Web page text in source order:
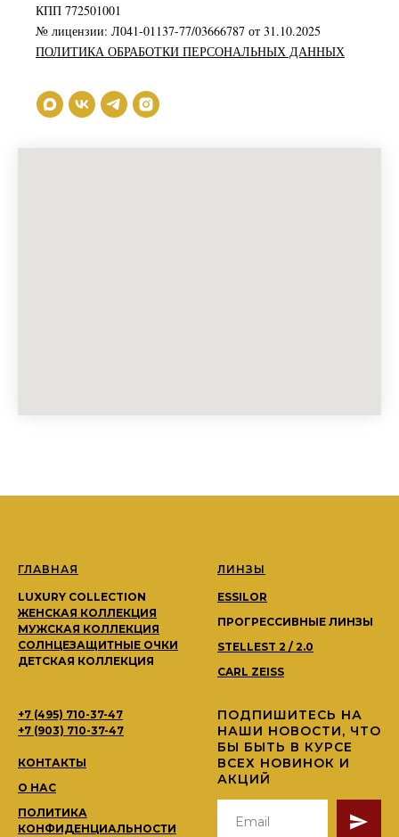
КПП 772501001
№ лицензии: Л041-01137-77/03666787 от 31.10.2025
ПОЛИТИКА ОБРАБОТКИ ПЕРСОНАЛЬНЫХ ДАННЫХ
ГЛАВНАЯ
LUXURY COLLECTION
ЖЕНСКАЯ КОЛЛЕКЦИЯ
МУЖСКАЯ КОЛЛЕКЦИЯ
СОЛНЦЕЗАЩИТНЫЕ ОЧКИ
ДЕТСКАЯ КОЛЛЕКЦИЯ
ЛИНЗЫ
ESSILOR
ПРОГРЕССИВНЫЕ ЛИНЗЫ
STELLEST 2 / 2.0
CARL ZEISS
+7 (495) 710-37-47
+7 (903) 710-37-47
КОНТАКТЫ
О НАС
ПОЛИТИКА
КОНФИДЕНЦИАЛЬНОСТИ
ПОДПИШИТЕСЬ НА
НАШИ НОВОСТИ, ЧТО
БЫ БЫТЬ В КУРСЕ
ВСЕХ НОВИНОК И
АКЦИЙ